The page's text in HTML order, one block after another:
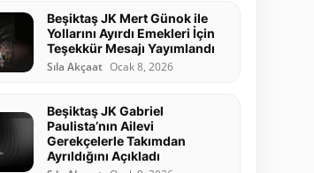
Beşiktaş JK Mert Günok ile
Yollarını Ayırdı Emekleri İçin
Teşekkür Mesajı Yayımlandı
Sıla Akçaat Ocak 8, 2026
Beşiktaş JK Gabriel
Paulista’nın Ailevi
Gerekçelerle Takımdan
Ayrıldığını Açıkladı